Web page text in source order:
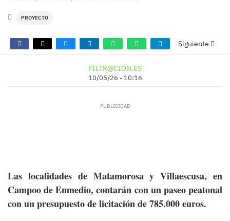
PROYECTO
Siguiente
FILTR@CIÓN.ES
10/05/26 - 10:16
Las localidades de Matamorosa y Villaescusa, en
Campoo de Enmedio, contarán con un paseo peatonal
con un presupuesto de licitación de 785.000 euros.